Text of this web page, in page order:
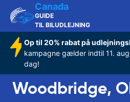
Canada
GUIDE
TIL BILUDLEJNING
Op til 20% rabat på
kampagne gælder indtil 11.
dag!
Woodbridge,